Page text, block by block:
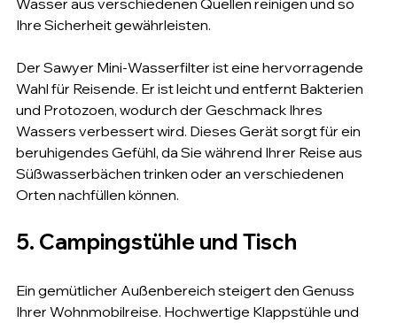
Wasser aus verschiedenen Quellen reinigen und so
Ihre Sicherheit gewährleisten.
Der Sawyer Mini-Wasserfilter ist eine hervorragende
Wahl für Reisende. Er ist leicht und entfernt Bakterien
und Protozoen, wodurch der Geschmack Ihres
Wassers verbessert wird. Dieses Gerät sorgt für ein
beruhigendes Gefühl, da Sie während Ihrer Reise aus
Süßwasserbächen trinken oder an verschiedenen
Orten nachfüllen können.
5. Campingstühle und Tisch
Ein gemütlicher Außenbereich steigert den Genuss
Ihrer Wohnmobilreise. Hochwertige Klappstühle und